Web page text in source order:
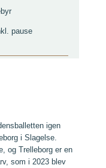
pause
igen
i Slagelse.
og Trelleborg er en
som i 2023 blev